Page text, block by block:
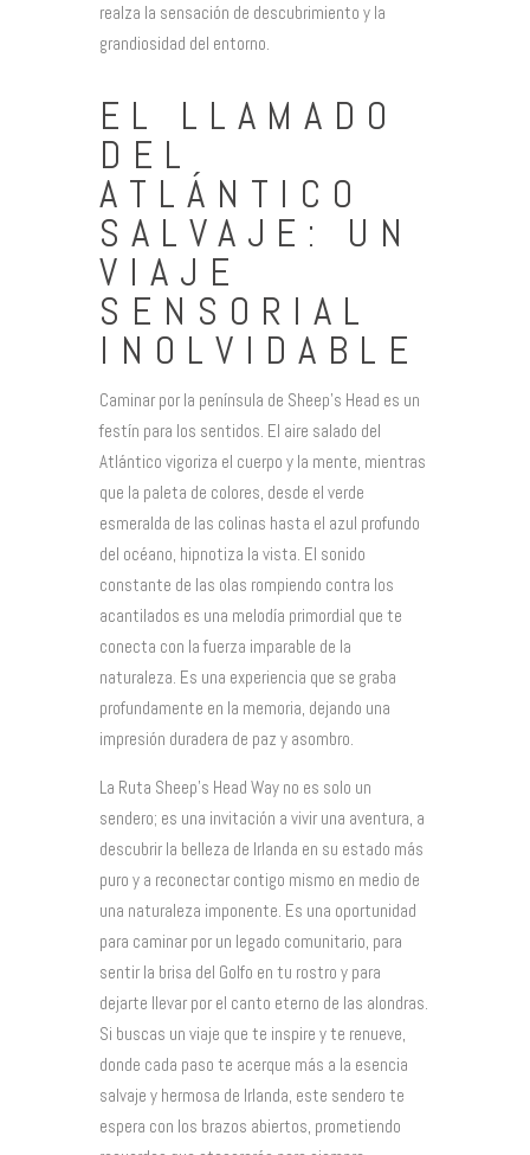
realza la sensación de descubrimiento y la
grandiosidad del entorno.
EL LLAMADO
DEL
ATLÁNTICO
SALVAJE: UN
VIAJE
SENSORIAL
INOLVIDABLE
Caminar por la península de Sheep’s Head es un
festín para los sentidos. El aire salado del
Atlántico vigoriza el cuerpo y la mente, mientras
que la paleta de colores, desde el verde
esmeralda de las colinas hasta el azul profundo
del océano, hipnotiza la vista. El sonido
constante de las olas rompiendo contra los
acantilados es una melodía primordial que te
conecta con la fuerza imparable de la
naturaleza. Es una experiencia que se graba
profundamente en la memoria, dejando una
impresión duradera de paz y asombro.
La Ruta Sheep’s Head Way no es solo un
sendero; es una invitación a vivir una aventura, a
descubrir la belleza de Irlanda en su estado más
puro y a reconectar contigo mismo en medio de
una naturaleza imponente. Es una oportunidad
para caminar por un legado comunitario, para
sentir la brisa del Golfo en tu rostro y para
dejarte llevar por el canto eterno de las alondras.
Si buscas un viaje que te inspire y te renueve,
donde cada paso te acerque más a la esencia
salvaje y hermosa de Irlanda, este sendero te
espera con los brazos abiertos, prometiendo